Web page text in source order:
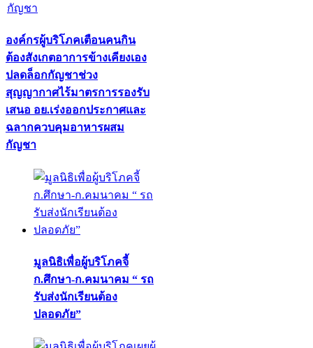
องค์กรผู้บริโภคเตือนคนกิน
ต้องสังเกตอาการข้างเคียงเอง
ปลดล็อกกัญชาช่วง
สุญญากาศไร้มาตรการรองรับ
เสนอ อย.เร่งออกประกาศและ
ฉลากควบคุมอาหารผสม
กัญชา
มูลนิธิเพื่อผู้บริโภคจี้
ก.ศึกษา-ก.คมนาคม “ รถ
รับส่งนักเรียนต้อง
ปลอดภัย”